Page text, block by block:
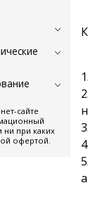
сайте
ни при каких
офертой.